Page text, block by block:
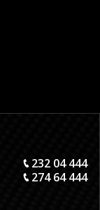
232 04 444
274 64 444